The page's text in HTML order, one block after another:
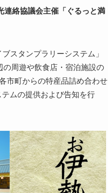
連絡協議会主催「ぐるっと満
スタンプラリーシステム」
周遊や飲食店・宿泊施設の
市町からの特産品詰め合わせ
ムの提供および告知を行